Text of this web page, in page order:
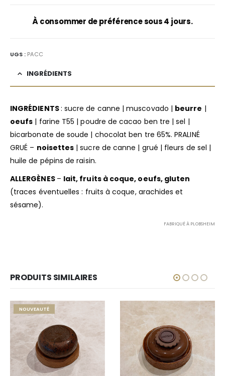
À consommer de préférence sous 4 jours.
UGS : PACC
INGRÉDIENTS
INGRÉDIENTS: sucre de canne | muscovado | beurre |
oeufs | farine T55 | poudre de cacao ben tre | sel |
bicarbonate de soude | chocolat ben tre 65%. PRALINÉ
GRUÉ – noisettes | sucre de canne | grué | fleurs de sel |
huile de pépins de raisin.
ALLERGÈNES – lait, fruits à coque, oeufs, gluten
(traces éventuelles : fruits à coque, arachides et
sésame).
FABRIQUÉ À PLOBSHEIM
PRODUITS SIMILAIRES
NOUVEAUTÉ